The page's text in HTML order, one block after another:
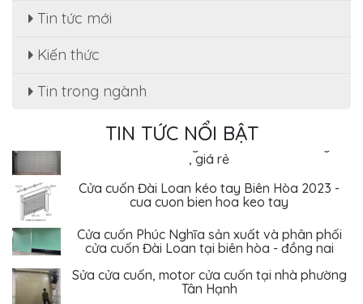
Tin tức mới
Kiến thức
Tin trong ngành
TIN TỨC NỔI BẬT
Sửa cửa cuốn, motor cửa cuốn tại nhà phường
Dịch Vụ Sửa Chữa Cửa Cuốn Phường Tân Hiệp,
Sửa cửa cuốn Phường An Bình - Biên Hòa uy tín
, giá rẻ
Cửa cuốn Đài Loan kéo tay Biên Hòa 2023 -
cua cuon bien hoa keo tay
Cửa cuốn Phúc Nghĩa sản xuất và phân phối
cửa cuốn Đài Loan tại biên hòa - đồng nai
Sửa cửa cuốn, motor cửa cuốn tại nhà phường
Tân Hạnh